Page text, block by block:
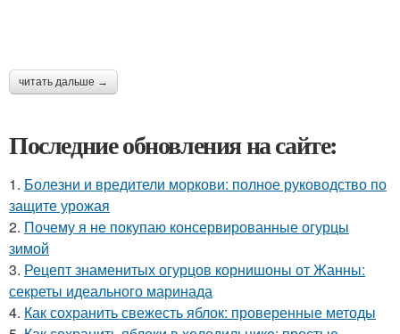
читать дальше →
Последние обновления на сайте:
1. Болезни и вредители моркови: полное руководство по
защите урожая
2. Почему я не покупаю консервированные огурцы
зимой
3. Рецепт знаменитых огурцов корнишоны от Жанны:
секреты идеального маринада
4. Как сохранить свежесть яблок: проверенные методы